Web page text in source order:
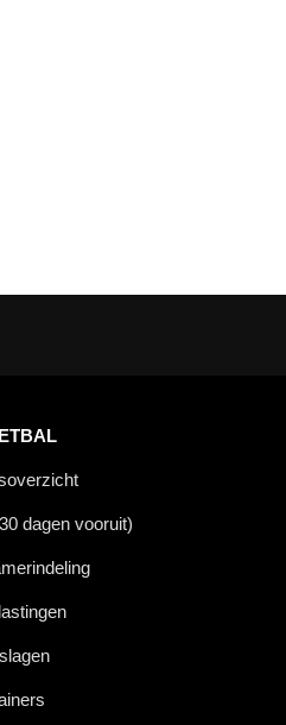
dagen vooruit)